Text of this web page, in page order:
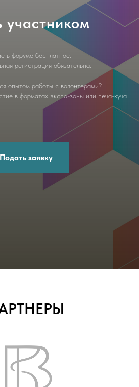
участником
в форуме бесплатное.
регистрация обязательна.
опытом работы с волонтерами?
в форматах экспо-зоны или печа-куча
Подать заявку